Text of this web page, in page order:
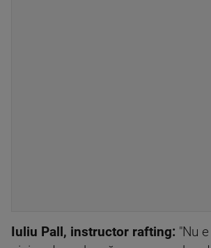
Iuliu Pall, instructor rafting: "Nu